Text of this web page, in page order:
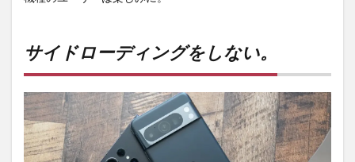
サイドローディングをしない。